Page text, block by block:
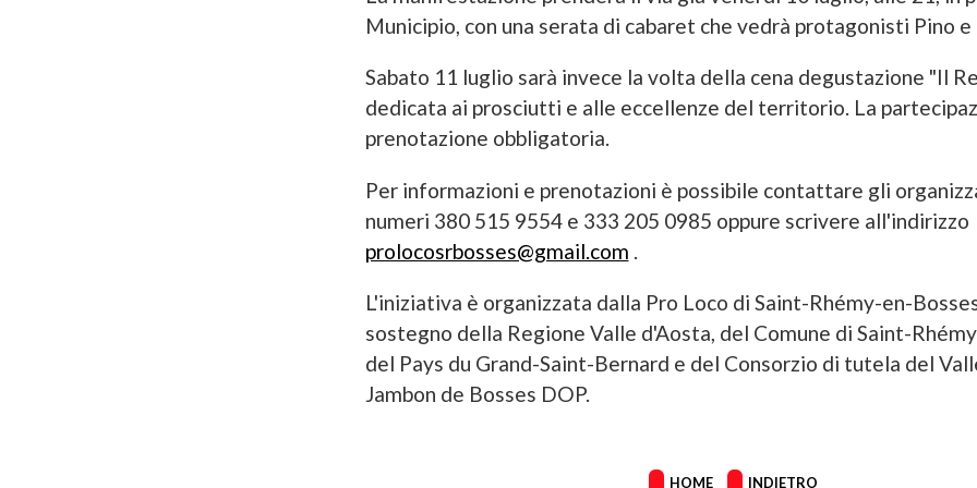
Municipio, con una serata di cabaret che vedrà protagonisti Pino
Sabato 11 luglio sarà invece la volta della cena degustazione "Il
dedicata ai prosciutti e alle eccellenze del territorio. La
prenotazione obbligatoria.
Per informazioni e prenotazioni è possibile contattare gli
numeri 380 515 9554 e 333 205 0985 oppure scrivere all'indirizzo
prolocosrbosses@gmail.com
L'iniziativa è organizzata dalla Pro Loco di Saint-Rhémy-en-
sostegno della Regione Valle d'Aosta, del Comune di Saint-
del Pays du Grand-Saint-Bernard e del Consorzio di tutela del
Jambon de Bosses DOP.
HOME INDIETRO